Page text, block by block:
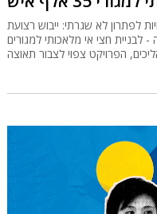
לפתרון לא שגרתי: ייבוש רצועת
לבניית חצי אי מלאכותי למגורים
הפרויקט צפוי לצבור תאוצה